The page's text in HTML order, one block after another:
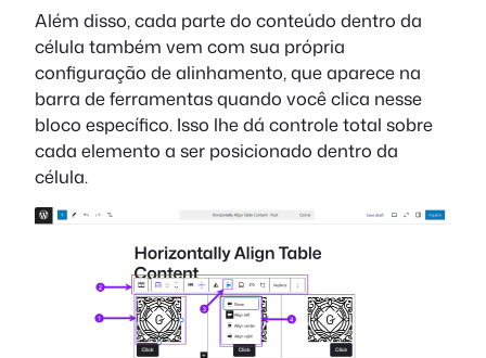
Além disso, cada parte do conteúdo dentro da
célula também vem com sua própria
configuração de alinhamento, que aparece na
barra de ferramentas quando você clica nesse
bloco específico. Isso lhe dá controle total sobre
cada elemento a ser posicionado dentro da
célula.